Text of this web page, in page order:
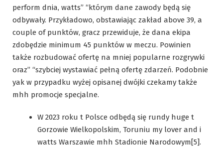
perform dnia, watts” “którym dane zawody będą się
odbywały. Przykładowo, obstawiając zakład above 39, a
couple of punktów, gracz przewiduje, że dana ekipa
zdobędzie minimum 45 punktów w meczu. Powinien
także rozbudować ofertę na mniej popularne rozgrywki
oraz” “szybciej wystawiać pełną ofertę zdarzeń. Podobnie
yak w przypadku wyżej opisanej dwójki czekamy także
mhh promocje specjalne.
W 2023 roku t Polsce odbędą się rundy huge t
Gorzowie Wielkopolskim, Toruniu my lover and i
watts Warszawie mhh Stadionie Narodowym[5].